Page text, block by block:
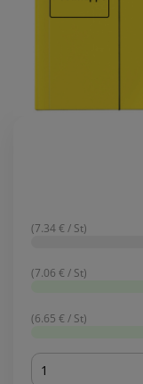
(7.34 € / St)
(7.06 € / St)
(6.65 € / St)
Menge